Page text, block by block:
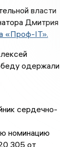
власти
Дмитрия
«Проф-IT».
одержали
сердечно-
номинацию
305 от